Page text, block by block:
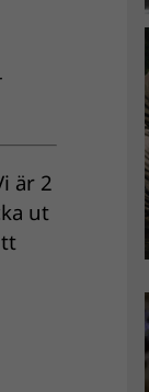
är 2
ut